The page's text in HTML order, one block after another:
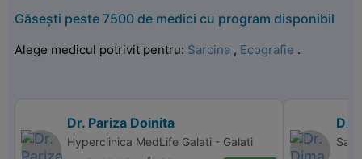
Găsești peste 7500 de medici cu program disponibil
Alege medicul potrivit pentru: Sarcina , Ecografie .
Dr. Pariza Doinita
Hyperclinica MedLife Galati - Galati
Dr.